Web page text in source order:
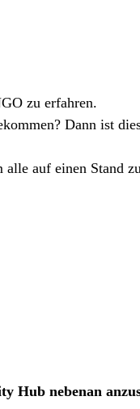
zu erfahren.
Dann ist
auf einen Stand
Hub nebenan